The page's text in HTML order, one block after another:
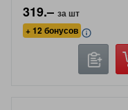
319.– за шт
+ 12 бонусов